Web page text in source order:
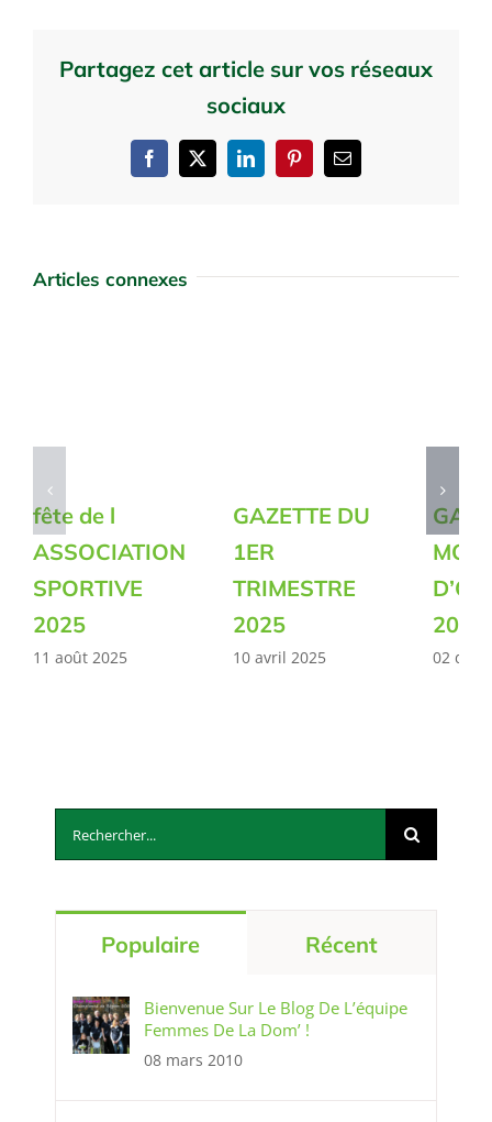
Partagez cet article sur vos réseaux
sociaux
Facebook
X LinkedInPinterestEmail
Articles connexes
fête de l
ASSOCIATION
SPORTIVE
2025
11 août 2025
GAZETTE DU
1ER
TRIMESTRE
2025
10 avril 2025
MOIS
2024
02
Rechercher:
Populaire Récent
Bienvenue Sur Le Blog De L’équipe
Femmes De La Dom’ !
08 mars 2010